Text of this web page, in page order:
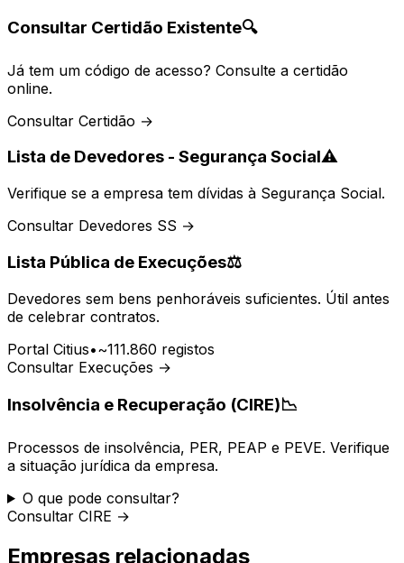
Consultar Certidão Existente🔍
Já tem um código de acesso? Consulte a certidão
online.
Consultar Certidão →
Lista de Devedores - Segurança Social⚠️
Verifique se a empresa tem dívidas à Segurança Social.
Consultar Devedores SS →
Lista Pública de Execuções⚖️
Devedores sem bens penhoráveis suficientes. Útil antes
de celebrar contratos.
Portal Citius•~111.860 registos
Consultar Execuções →
Insolvência e Recuperação (CIRE)📉
Processos de insolvência, PER, PEAP e PEVE. Verifique
a situação jurídica da empresa.
O que pode consultar?
Consultar CIRE →
Empresas relacionadas